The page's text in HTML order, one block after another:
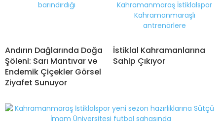
Andırın Dağlarında Doğa
Şöleni: Sarı Mantıvar ve
Endemik Çiçekler Görsel
Ziyafet Sunuyor
İstiklal Kahramanlarına
Sahip Çıkıyor